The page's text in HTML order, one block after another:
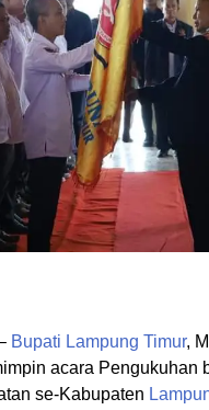
Bupati Lampung Timur,
acara Pengukuhan
se-Kabupaten